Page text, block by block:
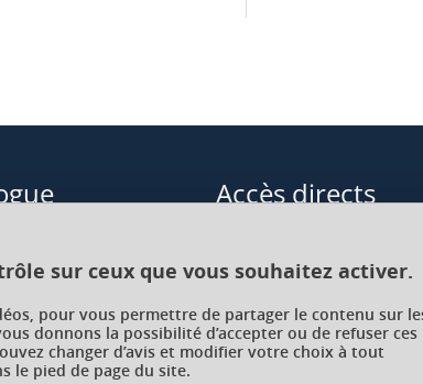
sur ceux que vous souhaitez activer.
pour vous permettre de partager le contenu sur
donnons la possibilité d’accepter ou de refuser ces
changer d’avis et modifier votre choix à tout
le pied de page du site.
courtes
par facultés, écoles,
Accès directs
Enseignements transversaux
choix (ETC)